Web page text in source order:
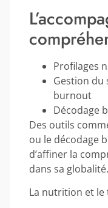
Profilages
Gestion du
burnout
Décodage
Des outils
ou le décodage
d’affiner la
dans sa globalité.
La nutrition et le